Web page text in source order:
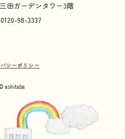
三田ガーデンタワー3階
98-3337
シーポリシー
ashitaba